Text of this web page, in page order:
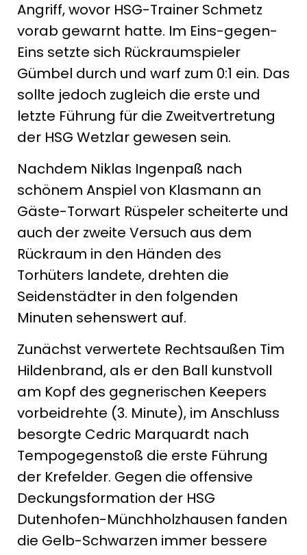
Angriff, wovor HSG-Trainer Schmetz
vorab gewarnt hatte. Im Eins-gegen-
Eins setzte sich Rückraumspieler
Gümbel durch und warf zum 0:1 ein. Das
sollte jedoch zugleich die erste und
letzte Führung für die Zweitvertretung
der HSG Wetzlar gewesen sein.
Nachdem Niklas Ingenpaß nach
schönem Anspiel von Klasmann an
Gäste-Torwart Rüspeler scheiterte und
auch der zweite Versuch aus dem
Rückraum in den Händen des
Torhüters landete, drehten die
Seidenstädter in den folgenden
Minuten sehenswert auf.
Zunächst verwertete Rechtsaußen Tim
Hildenbrand, als er den Ball kunstvoll
am Kopf des gegnerischen Keepers
vorbeidrehte (3. Minute), im Anschluss
besorgte Cedric Marquardt nach
Tempogegenstoß die erste Führung
der Krefelder. Gegen die offensive
Deckungsformation der HSG
Dutenhofen-Münchholzhausen fanden
die Gelb-Schwarzen immer bessere